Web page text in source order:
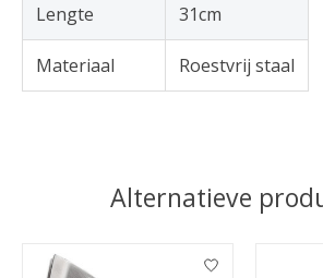
Lengte 31cm
Materiaal Roestvrij staal
Alternatieve
Items van productcarrousel